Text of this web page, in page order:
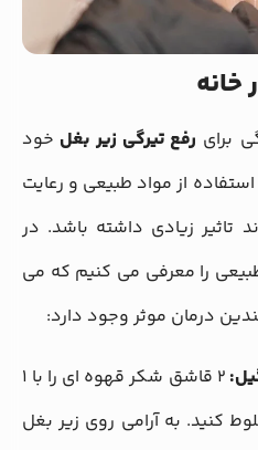
خانه
برای رفع تیرگی زیر بغل خود
استفاده از مواد طبیعی و رعایت
تاثیر زیادی داشته باشد. در
را معرفی می کنیم که می
درمان موثر وجود دارد:
۲ قاشق شکر قهوه ای را با ۱
کنید. به آرامی روی زیر بغل